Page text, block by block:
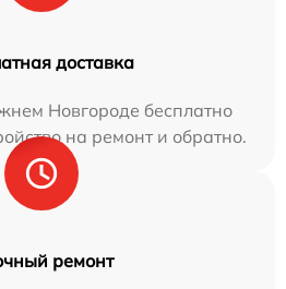
доставка
Новгороде бесплатно
на ремонт и обратно.
ремонт